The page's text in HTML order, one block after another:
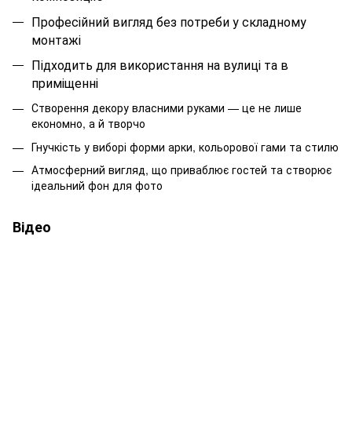
Професійний вигляд без потреби у складному
монтажі
Підходить для використання на вулиці та в
приміщенні
Створення декору власними руками — це не лише
економно, а й творчо
Гнучкість у виборі форми арки, кольорової гами та стилю
Атмосферний вигляд, що приваблює гостей та створює
ідеальний фон для фото
Відео